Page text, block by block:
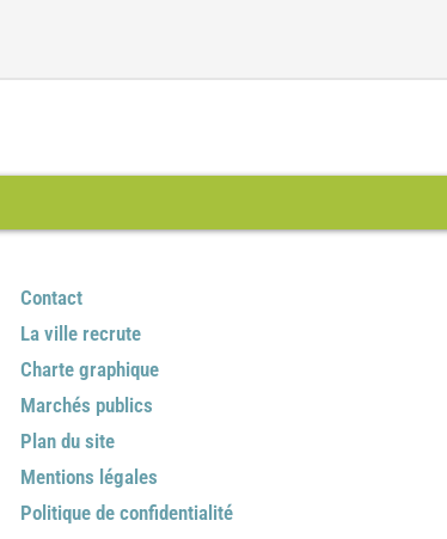
Contact
La ville recrute
Charte graphique
Marchés publics
Plan du site
Mentions légales
Politique de confidentialité